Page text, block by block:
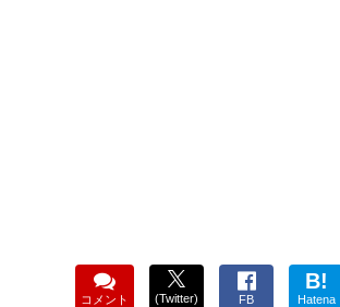
コメント (Twitter) FB
B!
Hatena